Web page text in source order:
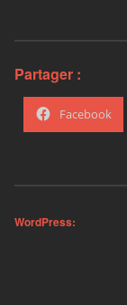
Partager :
Facebook
WordPress: